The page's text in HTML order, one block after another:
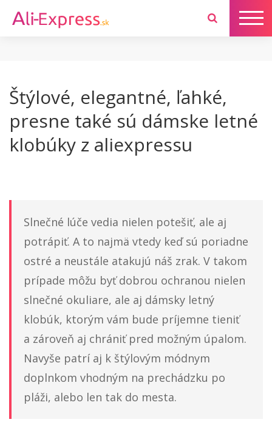
Štýlové, elegantné, ľahké,
presne také sú dámske letné
klobúky z aliexpressu
Slnečné lúče vedia nielen potešiť, ale aj
potrápiť. A to najmä vtedy keď sú poriadne
ostré a neustále atakujú náš zrak. V takom
prípade môžu byť dobrou ochranou nielen
slnečné okuliare, ale aj dámsky letný
klobúk, ktorým vám bude príjemne tieniť
a zároveň aj chrániť pred možným úpalom.
Navyše patrí aj k štýlovým módnym
doplnkom vhodným na prechádzku po
pláži, alebo len tak do mesta.